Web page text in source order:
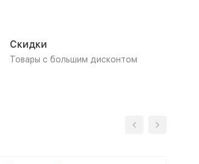
Скидки
Товары с большим дисконтом